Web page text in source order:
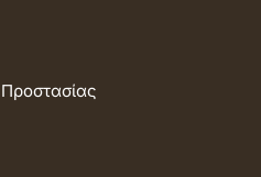
Προστασίας